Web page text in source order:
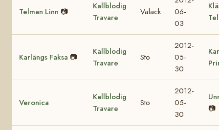
Telman Linn 📷
Kallblodig
Travare
Valack
06-
03
Karlängs Faksa 📷
Kallblodig
Travare
Sto
2012-
05-
30
Veronica
Kallblodig
Travare
Sto
2012-
05-
30
📷